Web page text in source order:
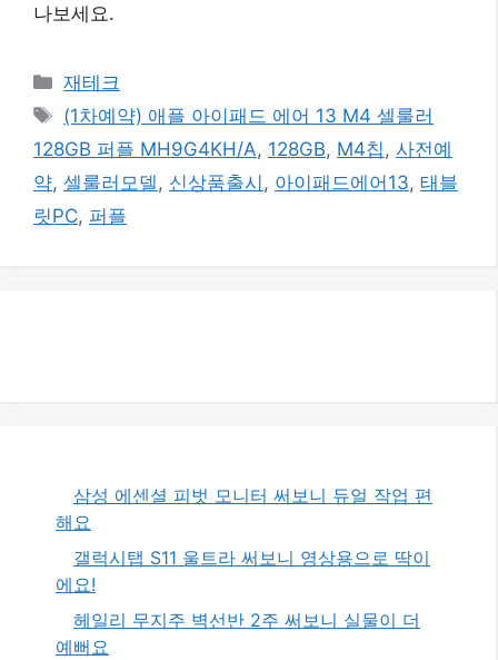
나보세요.
카
테
고
리
재테크
태
그
(1차예약) 애플 아이패드 에어 13 M4 셀룰러
128GB 퍼플 MH9G4KH/A, 128GB, M4칩 , 사전예
약, 셀룰러모델 , 신상품출시 , 아이패드에어13, 태블
릿PC, 퍼플
삼성 에센셜 피벗 모니터 써보니 듀얼 작업 편
해요
갤럭시탭 S11 울트라 써보니 영상용으로 딱이
에요!
헤일리 무지주 벽선반 2주 써보니 실물이 더
예뻐요